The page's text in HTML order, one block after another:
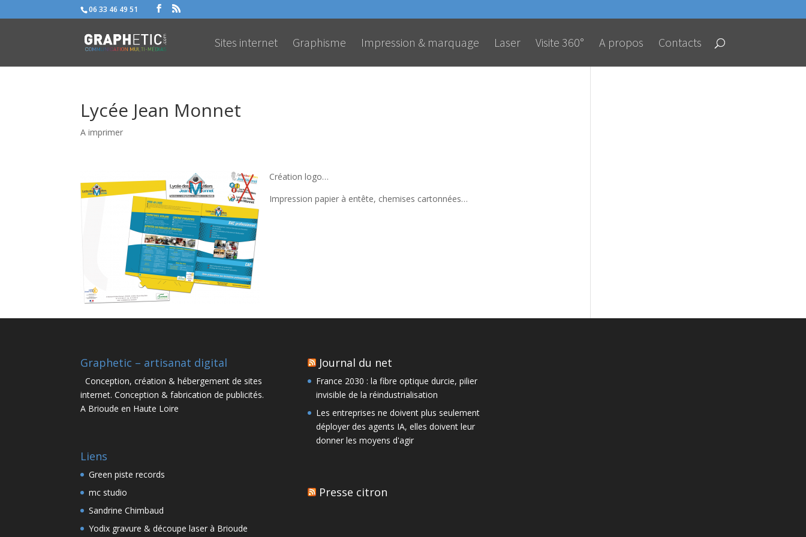
06 33 46 49 51
Sites internet Graphisme Impression & marquage Laser Visite 360° A propos Contacts
Lycée Jean Monnet
A imprimer
Création logo…
Impression papier à entête, chemises cartonnées…
Graphetic – artisanat digital
Conception, création & hébergement de sites
internet. Conception & fabrication de publicités.
A Brioude en Haute Loire
Liens
Green piste records
mc studio
Sandrine Chimbaud
Yodix gravure & découpe laser à Brioude
Journal du net
France 2030 : la fibre optique durcie, pilier
invisible de la réindustrialisation
Les entreprises ne doivent plus seulement
déployer des agents IA, elles doivent leur
donner les moyens d'agir
Presse citron